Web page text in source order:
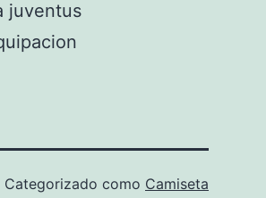
Categorizado como Camiseta